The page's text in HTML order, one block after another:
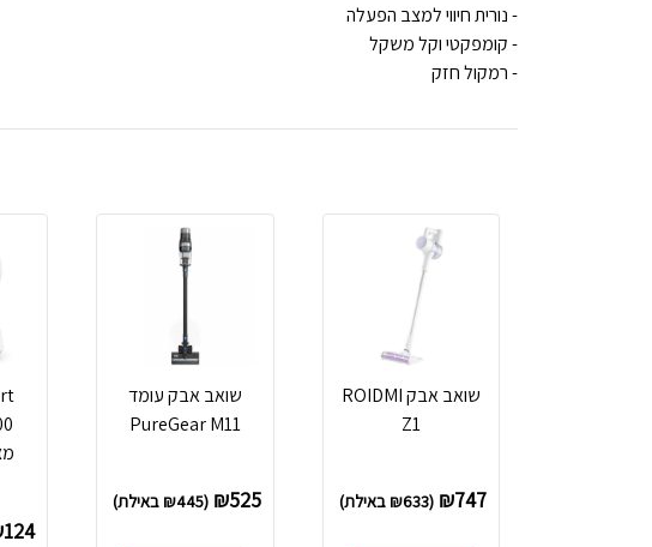
- נורית חיווי למצב הפעלה
- קומפקטי וקל משקל
- רמקול חזק
שואב אבק ROIDMI
Z1
₪747
(
₪633 באילת)
שואב אבק עומד
PureGear M11
₪525
(
₪445 באילת)
124